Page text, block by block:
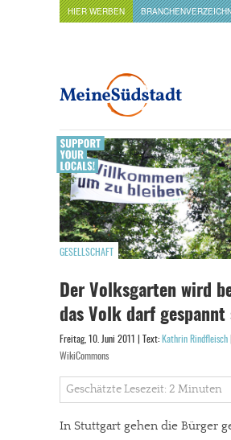
HIER WERBEN
GESELLSCHAFT
Der Volksgarten wird
das Volk darf gespannt
Freitag, 10. Juni 2011 | Text: Kathrin Rindfleisch
WikiCommons
Geschätzte Lesezeit: 2 Minuten
In Stuttgart gehen die Bürger